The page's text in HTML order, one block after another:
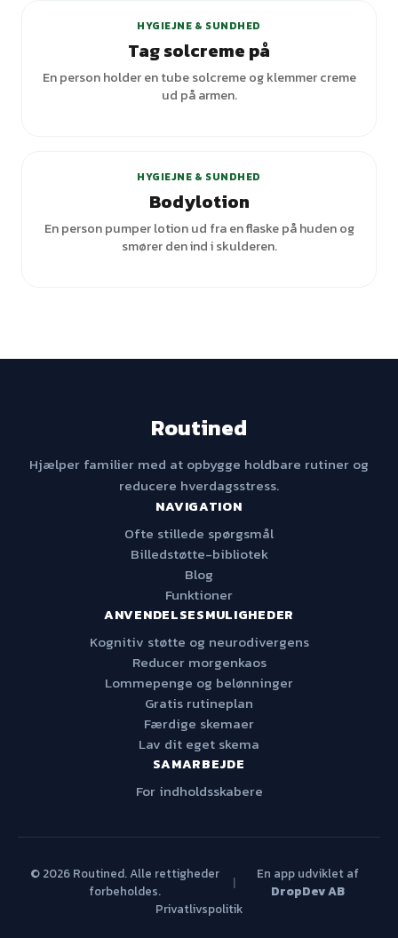
HYGIEJNE & SUNDHED
Tag solcreme på
En person holder en tube solcreme og klemmer creme
ud på armen.
HYGIEJNE & SUNDHED
Bodylotion
En person pumper lotion ud fra en flaske på huden og
smører den ind i skulderen.
Routined
Hjælper familier med at opbygge holdbare rutiner og
reducere hverdagsstress.
NAVIGATION
Ofte stillede spørgsmål
Billedstøtte-bibliotek
Blog
Funktioner
ANVENDELSESMULIGHEDER
Kognitiv støtte og neurodivergens
Reducer morgenkaos
Lommepenge og belønninger
Gratis rutineplan
Færdige skemaer
Lav dit eget skema
SAMARBEJDE
For indholdsskabere
© 2026 Routined. Alle rettigheder
forbeholdes.
|
En app udviklet af
DropDev AB
Privatlivspolitik